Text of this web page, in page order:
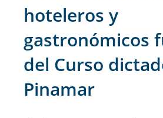
hoteleros y
gastronómicos
del Curso
Pinamar